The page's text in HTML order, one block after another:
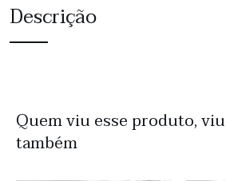
Descrição
Quem viu esse produto, viu
também